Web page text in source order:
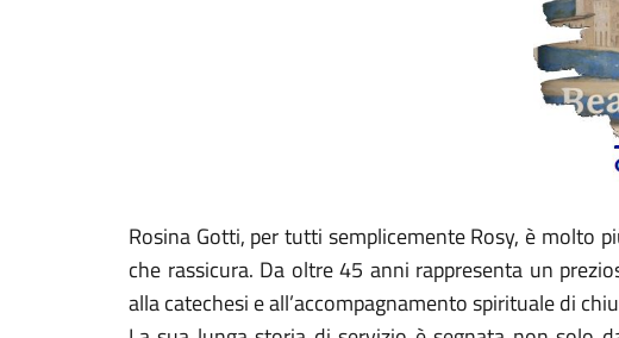
Rosina Gotti, per tutti semplicemente Rosy, è molto
che rassicura. Da oltre 45 anni rappresenta un
alla catechesi e all’accompagnamento spirituale di